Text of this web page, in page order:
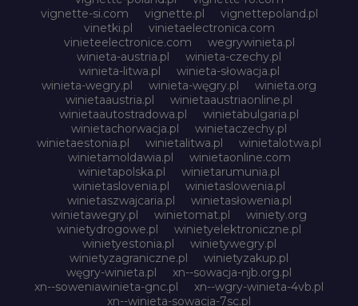
vignette-si.com
vignette.pl
vignettepoland.pl
vinetki.pl
vinietaelectronica.com
vinieteelectronice.com
wegrywinieta.pl
winieta-austria.pl
winieta-czechy.pl
winieta-litwa.pl
winieta-słowacja.pl
winieta-wegry.pl
winieta-węgry.pl
winieta.org
winietaaustria.pl
winietaaustriaonline.pl
winietaautostradowa.pl
winietabulgaria.pl
winietachorwacja.pl
winietaczechy.pl
winietaestonia.pl
winietalitwa.pl
winietalotwa.pl
winietamoldawia.pl
winietaonline.com
winietapolska.pl
winietarumunia.pl
winietaslovenia.pl
winietaslowenia.pl
winietaszwajcaria.pl
winietasłowenia.pl
winietawegry.pl
winietomat.pl
winiety.org
winietydrogowe.pl
winietyelektroniczne.pl
winietyestonia.pl
winietywegry.pl
winietyzagraniczne.pl
winietyzakup.pl
węgry-winieta.pl
xn--sowacja-njb.org.pl
xn--soweniawinieta-gnc.pl
xn--wgry-winieta-4vb.pl
xn--winieta-sowacja-7sc.pl